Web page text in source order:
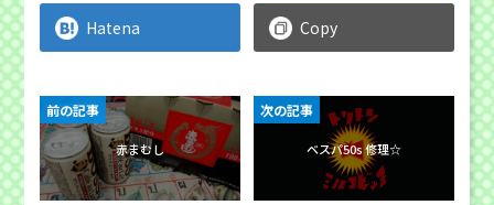
Hatena Copy
赤まむし
前の記事
ベスパ50s 修理☆
次の記事